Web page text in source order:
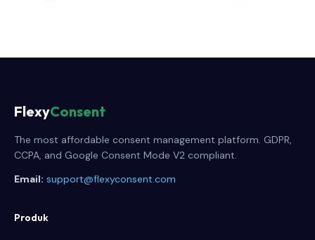
FlexyConsent
The most affordable consent management platform. GDPR,
CCPA, and Google Consent Mode V2 compliant.
Email: support@flexyconsent.com
Produk